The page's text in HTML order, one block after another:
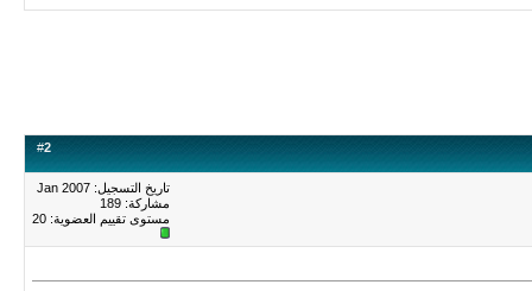
#2
تاريخ التسجيل: Jan 2007
مشاركة: 189
مستوى تقييم العضوية: 20